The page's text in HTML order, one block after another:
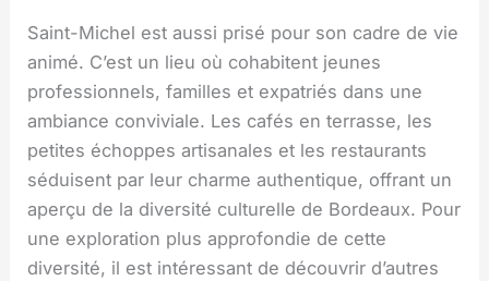
Saint-Michel est aussi prisé pour son cadre de vie
animé. C’est un lieu où cohabitent jeunes
professionnels, familles et expatriés dans une
ambiance conviviale. Les cafés en terrasse, les
petites échoppes artisanales et les restaurants
séduisent par leur charme authentique, offrant un
aperçu de la diversité culturelle de Bordeaux. Pour
une exploration plus approfondie de cette
diversité, il est intéressant de découvrir d’autres